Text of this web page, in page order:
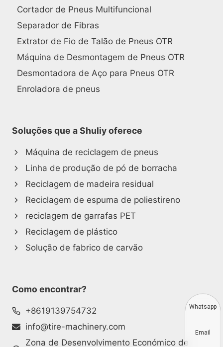
Cortador de Pneus Multifuncional
Separador de Fibras
Extrator de Fio de Talão de Pneus OTR
Máquina de Desmontagem de Pneus OTR
Desmontadora de Aço para Pneus OTR
Enroladora de pneus
Soluções que a Shuliy oferece
Máquina de reciclagem de pneus
Linha de produção de pó de borracha
Reciclagem de madeira residual
Reciclagem de espuma de poliestireno
reciclagem de garrafas PET
Reciclagem de plástico
Solução de fabrico de carvão
Como encontrar?
+8619139754732
info@tire-machinery.com
Zona de Desenvolvimento Económico de
Whatsapp
Email